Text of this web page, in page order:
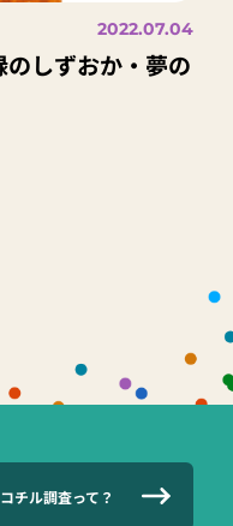
2022.07.04
のしずおか・夢の
チル調査って？